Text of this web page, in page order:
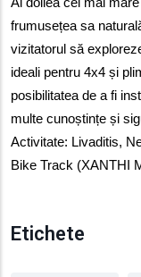
frumusețea sa
vizitatorul să
ideali pentru 4x4 și
posibilitatea de a fi
multe cunoștințe și
Activitate: Livaditis,
Bike Track (XANTHI
Etichete